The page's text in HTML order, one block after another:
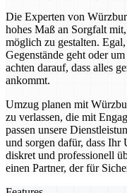
Die Experten von
hohes Maß an Sorgfalt
möglich zu gestalten.
Gegenstände geht oder
achten darauf, dass alles
ankommt.
Umzug planen mit
zu verlassen, die mit
passen unsere
und sorgen dafür, dass
diskret und professionell
einen Partner, der für